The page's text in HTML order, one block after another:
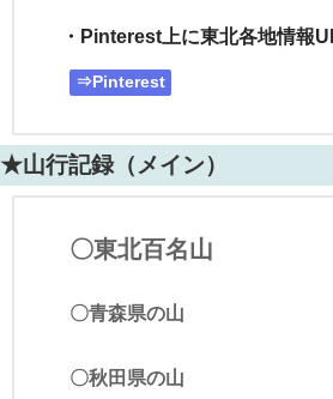
・Pinterest上に東北各地情報
⇒Pinterest
★山行記録（メイン）
〇東北百名山
〇青森県の山
〇秋田県の山